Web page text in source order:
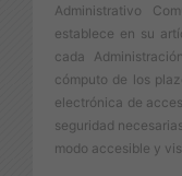
Administrativo
establece en su
cada
cómputo de los
electrónica de
seguridad
modo accesible y